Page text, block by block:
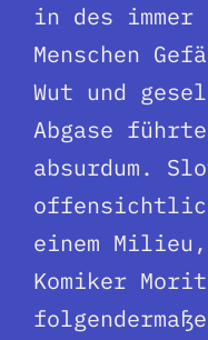
in des immer
Menschen
Wut und
Abgase
absurdum.
einem
Komiker